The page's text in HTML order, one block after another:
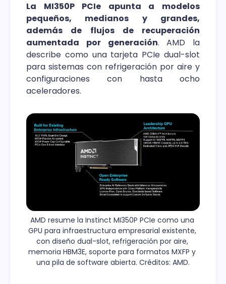
La MI350P PCIe apunta a modelos
pequeños, medianos y grandes,
además de flujos de recuperación
aumentada por generación. AMD la
describe como una tarjeta PCIe dual-slot
para sistemas con refrigeración por aire y
configuraciones con hasta ocho
aceleradores.
AMD resume la Instinct MI350P PCIe como una
GPU para infraestructura empresarial existente,
con diseño dual-slot, refrigeración por aire,
memoria HBM3E, soporte para formatos MXFP y
una pila de software abierta. Créditos: AMD.